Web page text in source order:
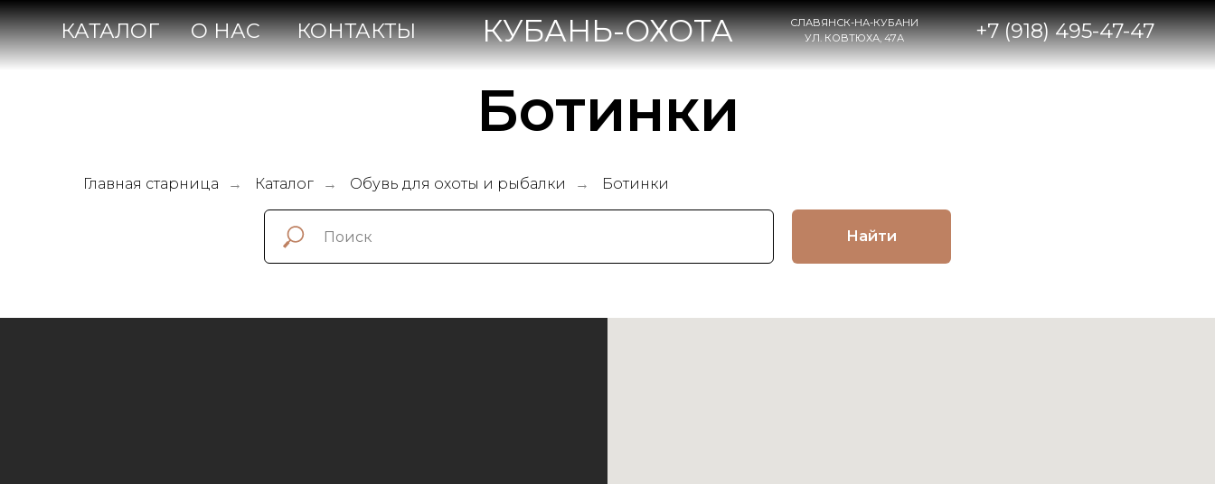
КУБАНЬ-ОХОТА
КАТАЛОГ О НАС КОНТАКТЫ +7 (918) 495-47-47
СЛАВЯНСК-НА-КУБАНИ
УЛ. КОВТЮХА, 47А
Ботинки
Главная старница → Каталог → Обувь для охоты и рыбалки → Ботинки
Найти